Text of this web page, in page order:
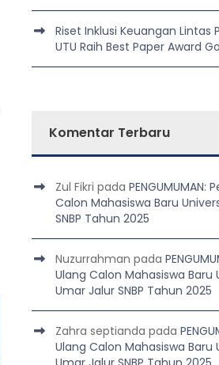
Riset Inklusi Keuangan Lintas
UTU Raih Best Paper Award
Komentar Terbaru
Zul Fikri pada
Calon Mahasiswa Baru
SNBP Tahun 2025
Nuzurrahman pada
Ulang Calon Mahasiswa Baru
Umar Jalur SNBP Tahun 2025
Zahra septianda pada
Ulang Calon Mahasiswa Baru